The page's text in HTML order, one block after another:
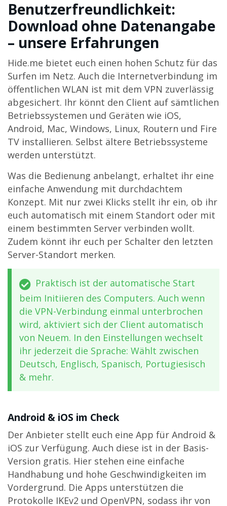
Benutzerfreundlichkeit:
Download ohne Datenangabe
– unsere Erfahrungen
Hide.me bietet euch einen hohen Schutz für das
Surfen im Netz. Auch die Internetverbindung im
öffentlichen WLAN ist mit dem VPN zuverlässig
abgesichert. Ihr könnt den Client auf sämtlichen
Betriebssystemen und Geräten wie iOS,
Android, Mac, Windows, Linux, Routern und Fire
TV installieren. Selbst ältere Betriebssysteme
werden unterstützt.
Was die Bedienung anbelangt, erhaltet ihr eine
einfache Anwendung mit durchdachtem
Konzept. Mit nur zwei Klicks stellt ihr ein, ob ihr
euch automatisch mit einem Standort oder mit
einem bestimmten Server verbinden wollt.
Zudem könnt ihr euch per Schalter den letzten
Server-Standort merken.
Praktisch ist der automatische Start
beim Initiieren des Computers. Auch wenn
die VPN-Verbindung einmal unterbrochen
wird, aktiviert sich der Client automatisch
von Neuem. In den Einstellungen wechselt
ihr jederzeit die Sprache: Wählt zwischen
Deutsch, Englisch, Spanisch, Portugiesisch
& mehr.
Android & iOS im Check
Der Anbieter stellt euch eine App für Android &
iOS zur Verfügung. Auch diese ist in der Basis-
Version gratis. Hier stehen eine einfache
Handhabung und hohe Geschwindigkeiten im
Vordergrund. Die Apps unterstützen die
Protokolle IKEv2 und OpenVPN, sodass ihr von